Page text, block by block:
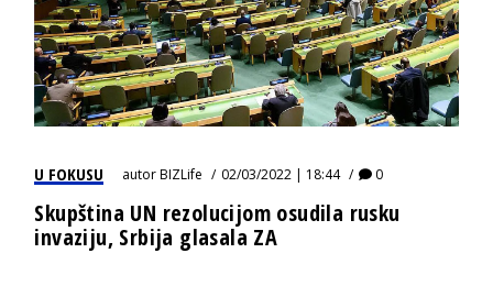
U FOKUSU autorBIZLife 02/03/2022 | 18:44 0
Skupština UN rezolucijom osudila rusku
invaziju, Srbija glasala ZA